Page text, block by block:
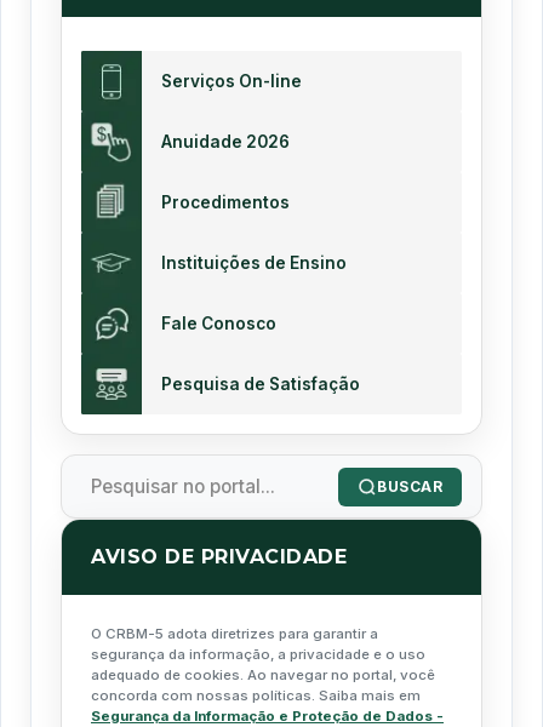
Serviços On-line
Anuidade 2026
Procedimentos
Instituições de Ensino
Fale Conosco
Pesquisa de Satisfação
BUSCAR
AVISO DE PRIVACIDADE
O CRBM-5 adota diretrizes para garantir a
segurança da informação, a privacidade e o uso
adequado de cookies. Ao navegar no portal, você
concorda com nossas políticas. Saiba mais em
Segurança da Informação e Proteção de Dados -